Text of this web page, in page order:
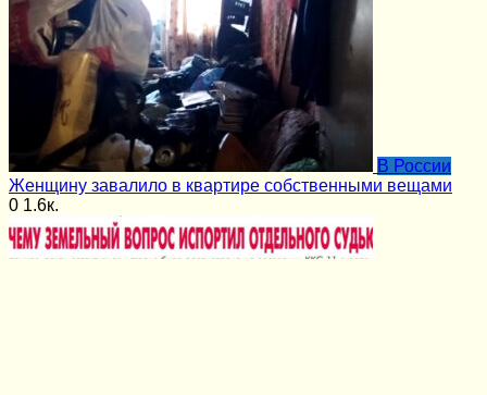
В России
Женщину завалило в квартире собственными вещами
0 1.6к.